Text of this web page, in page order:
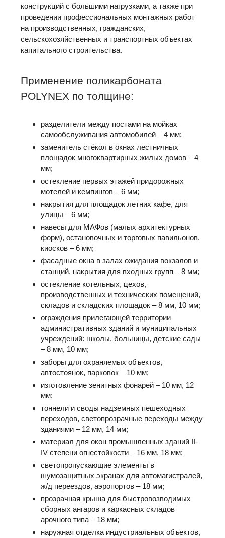
конструкций с большими нагрузками, а также при
проведении профессиональных монтажных работ
на производственных, гражданских,
сельскохозяйственных и транспортных объектах
капитального строительства.
Применение поликарбоната
POLYNEX по толщине:
разделители между постами на мойках
самообслуживания автомобилей – 4 мм;
заменитель стёкол в окнах лестничных
площадок многоквартирных жилых домов – 4
мм;
остекление первых этажей придорожных
мотелей и кемпингов – 6 мм;
накрытия для площадок летних кафе, для
улицы – 6 мм;
навесы для МАФов (малых архитектурных
форм), остановочных и торговых павильонов,
киосков – 6 мм;
фасадные окна в залах ожидания вокзалов и
станций, накрытия для входных групп – 8 мм;
остекление котельных, цехов,
производственных и технических помещений,
складов и складских площадок – 8 мм, 10 мм;
ограждения прилегающей территории
административных зданий и муниципальных
учреждений: школы, больницы, детские сады
– 8 мм, 10 мм;
заборы для охраняемых объектов,
автостоянок, парковок – 10 мм;
изготовление зенитных фонарей – 10 мм, 12
мм;
тоннели и своды надземных пешеходных
переходов, светопрозрачные переходы между
зданиями – 12 мм, 14 мм;
материал для окон промышленных зданий II-
IV степени огнестойкости – 16 мм, 18 мм;
светопропускающие элементы в
шумозащитных экранах для автомагистралей,
ж/д переездов, аэропортов – 18 мм;
прозрачная крыша для быстровозводимых
сборных ангаров и каркасных складов
арочного типа – 18 мм;
наружная отделка индустриальных объектов,